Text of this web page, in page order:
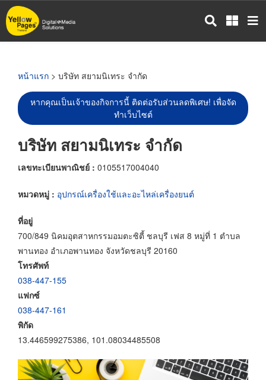
ข้าม
ไป
หน้าแรก > บริษัท สยามนิเทระ จำกัด
หากคุณเป็นเจ้าของกิจการนี้ ติดต่อรับส่วนลดพิเศษ! เพื่อจัด
ทำเว็บไซต์
บริษัท สยามนิเทระ จำกัด
เลขทะเบียนพาณิชย์ : 0105517004040
หมวดหมู่ : อุปกรณ์เครื่องใช้และอะไหล่เครื่องยนต์
ที่อยู่
700/849 นิคมอุตสาหกรรมอมตะซิตี้ ชลบุรี เฟส 8 หมู่ที่ 1 ตำบล
พานทอง อำเภอพานทอง จังหวัดชลบุรี 20160
โทรศัพท์
038-447-155
แฟกซ์
038-447-161
พิกัด
13.446599275386, 101.08034485508